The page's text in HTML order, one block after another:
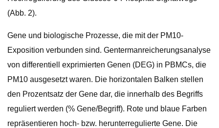
(Abb. 2).
Gene und biologische Prozesse, die mit der PM10-
Exposition verbunden sind. Gentermanreicherungsanalyse
von differentiell exprimierten Genen (DEG) in PBMCs, die
PM10 ausgesetzt waren. Die horizontalen Balken stellen
den Prozentsatz der Gene dar, die innerhalb des Begriffs
reguliert werden (% Gene/Begriff). Rote und blaue Farben
repräsentieren hoch- bzw. herunterregulierte Gene. Die